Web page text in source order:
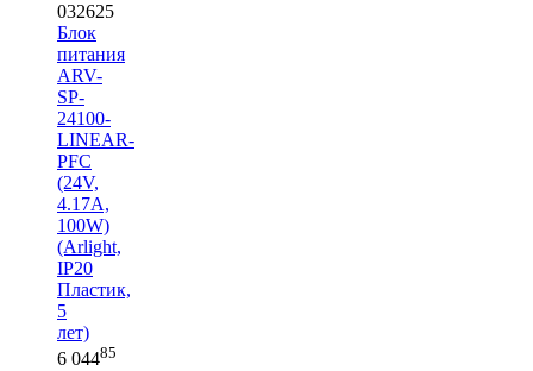
032625
Блок
питания
ARV-
SP-
24100-
LINEAR-
PFC
(24V,
4.17A,
100W)
(Arlight,
IP20
Пластик,
5
лет)
6 04485